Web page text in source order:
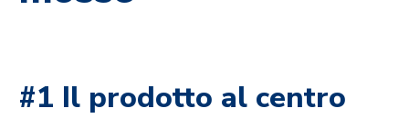
#1 Il prodotto al centro